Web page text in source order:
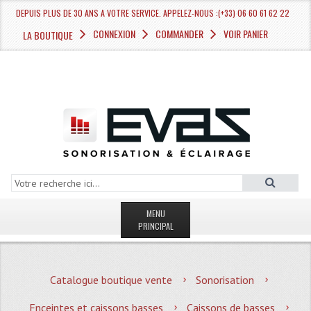
DEPUIS PLUS DE 30 ANS A VOTRE SERVICE. APPELEZ-NOUS :(+33) 06 60 61 62 22
LA BOUTIQUE CONNEXION COMMANDER VOIR PANIER
MENU
PRINCIPAL
MAGASIN
Catalogue boutique vente
Sonorisation
Enceintes et caissons basses
Caissons de basses